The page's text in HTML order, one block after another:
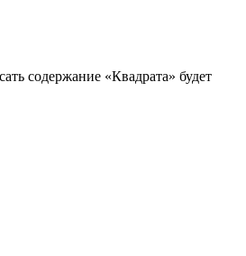
содержание «Квадрата» будет